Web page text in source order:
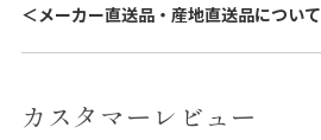
＜メーカー直送品・産地直送品につい
カスタマーレビュー